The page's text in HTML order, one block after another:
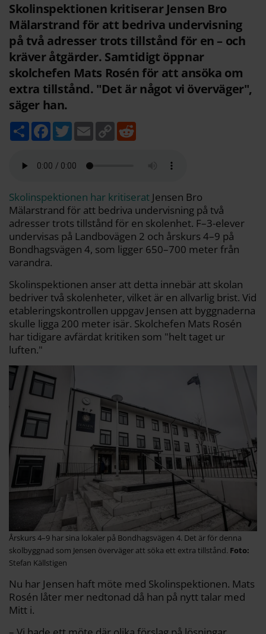
Skolinspektionen kritiserar Jensen Bro
Mälarstrand för att bedriva undervisning
på två adresser trots tillstånd för en – och
kräver åtgärder. Samtidigt öppnar
skolchefen Mats Rosén för att ansöka om
extra tillstånd. "Det är något vi överväger",
säger han.
D
e
F
b
k
T
w
t
E
m
C
o
k
Skolinspektionen har kritiserat Jensen Bro
Mälarstrand för att bedriva undervisning på två
adresser trots tillstånd för en skolenhet. F–3-elever
undervisas på Landbovägen 2 och årskurs 4–9 på
Bondhagsvägen 4, som ligger 650–700 meter från
varandra.
Skolinspektionen anser att detta innebär att skolan
bedriver två skolenheter, vilket är en allvarlig brist. Vid
etableringskontrollen uppgav Jensen att byggnaderna
skulle ligga 200 meter isär. Skolchefen Mats Rosén
har tidigare avfärdat kritiken som "helt taget ur
luften."
Årskurs 4–9 har sina lokaler på Bondhagsvägen 4. Det är för denna
skolbyggnad som Jensen överväger att söka ett extra tillstånd.
Stefan Källstigen
Nu har Jensen haft möte med Skolinspektionen. Mats
Rosén låter mer nedtonad då han på nytt talar med
Mitt i.